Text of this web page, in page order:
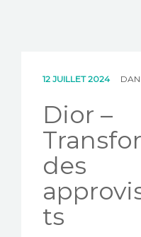
12 JUILLET 2024
Dior –
des
ts